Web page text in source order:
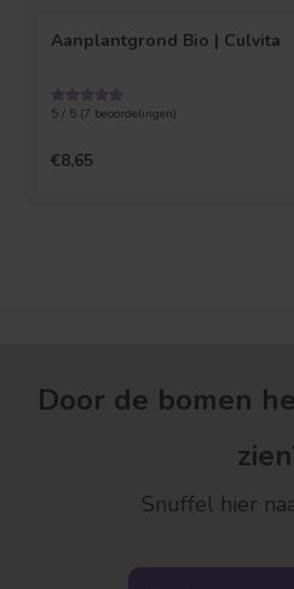
Aanplantgrond Bio | Culvita
5 / 5 (7 beoordelingen)
€8,65
Door de bomen
Snuffel hier